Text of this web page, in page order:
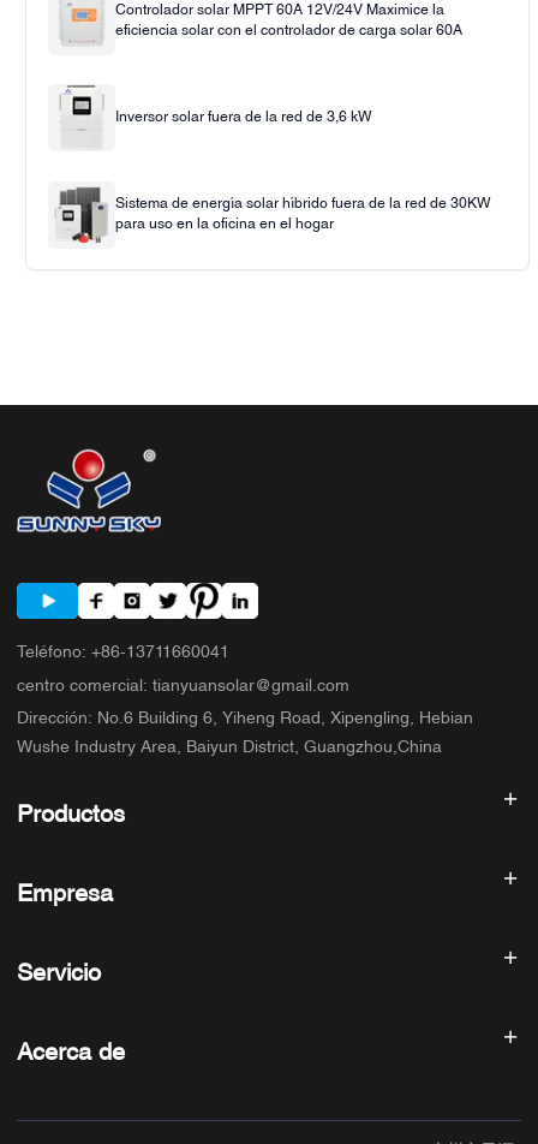
Controlador solar MPPT 60A 12V/24V Maximice la
eficiencia solar con el controlador de carga solar 60A
Inversor solar fuera de la red de 3,6 kW
Sistema de energía solar híbrido fuera de la red de 30KW
para uso en la oficina en el hogar
Teléfono: +86-13711660041
centro comercial : tianyuansolar@gmail.com
Dirección: No.6 Building 6, Yiheng Road, Xipengling, Hebian
Wushe Industry Area, Baiyun District, Guangzhou,China
Productos
Panel solar
Sistema de energía solar
Controlador de carga solar
Empresa
Productos
Sobre nosotros
Servicio
Política de reembolso
Acerca de